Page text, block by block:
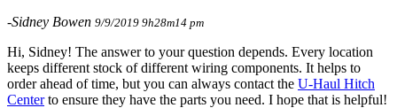
-Sidney Bowen 9/9/2019 9h28m14 pm
Hi, Sidney! The answer to your question depends. Every location
keeps different stock of different wiring components. It helps to
order ahead of time, but you can always contact the U-Haul Hitch
Centerto ensure they have the parts you need. I hope that is helpful!